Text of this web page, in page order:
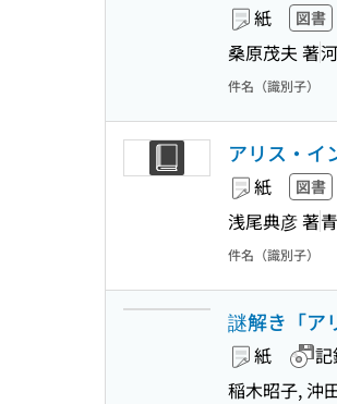
紙 図書
桑原茂夫 著
件名（識別子）
アリス・イ
紙 図書
浅尾典彦 著
件名（識別子）
謎解き「ア
紙
稲木昭子, 沖